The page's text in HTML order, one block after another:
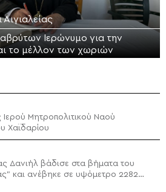
Ιερώνυμο για την
το μέλλον των χωριών
Μητροπολιτικού Ναού
Χαϊδαρίου
Δανιήλ βάδισε στα βήματα του
και ανέβηκε σε υψόμετρο 2282